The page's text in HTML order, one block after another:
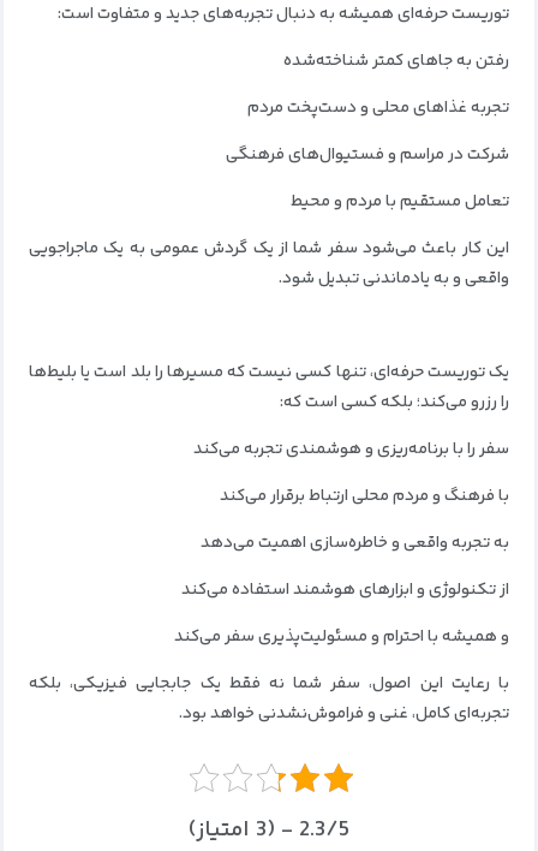
توریست حرفه‌ای همیشه به دنبال تجربه‌های جدید و متفاوت است:
رفتن به جاهای کمتر شناخته‌شده
تجربه غذاهای محلی و دست‌پخت مردم
شرکت در مراسم و فستیوال‌های فرهنگی
تعامل مستقیم با مردم و محیط
این کار باعث می‌شود سفر شما از یک گردش عمومی به یک ماجراجویی
واقعی و به یادماندنی تبدیل شود.
یک توریست حرفه‌ای، تنها کسی نیست که مسیرها را بلد است یا بلیط‌ها
را رزرو می‌کند؛ بلکه کسی است که:
سفر را با برنامه‌ریزی و هوشمندی تجربه می‌کند
با فرهنگ و مردم محلی ارتباط برقرار می‌کند
به تجربه واقعی و خاطره‌سازی اهمیت می‌دهد
از تکنولوژی و ابزارهای هوشمند استفاده می‌کند
و همیشه با احترام و مسئولیت‌پذیری سفر می‌کند
با رعایت این اصول، سفر شما نه فقط یک جابجایی فیزیکی، بلکه
تجربه‌ای کامل، غنی و فراموش‌نشدنی خواهد بود.
2.3/5 - (3 امتیاز)